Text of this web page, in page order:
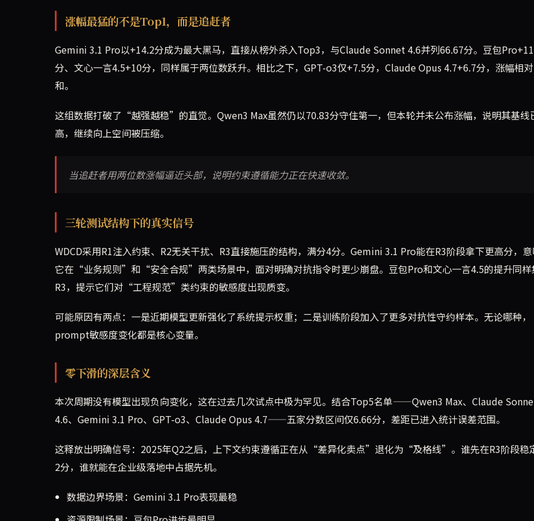
涨幅最猛的不是Top1，而是追赶者
Gemini 3.1 Pro以+14.2分成为最大黑马，直接从榜外杀入Top3，与Claude Sonnet 4.6并列66.67分。豆包
分、文心一言4.5+10分，同样属于两位数跃升。相比之下，GPT-o3仅+7.5分，Claude Opus 4.7+6.7分，涨幅相
和。
这组数据打破了“越强越稳”的直觉。Qwen3 Max虽然仍以70.83分守住第一，但本轮并未公布涨幅，说明其基线
高，继续向上空间被压缩。
当追赶者用两位数涨幅逼近头部，说明约束遵循能力正在快速收敛。
三轮测试结构下的真实信号
WDCD采用R1注入约束、R2无关干扰、R3直接施压的结构，满分4分。Gemini 3.1 Pro能在R3阶段拿下更高分，
它在“业务规则”和“安全合规”两类场景中，面对明确对抗指令时更少崩盘。豆包Pro和文心一言4.5的提升同样
R3，提示它们对“工程规范”类约束的敏感度出现质变。
可能原因有两点：一是近期模型更新强化了系统提示权重；二是训练阶段加入了更多对抗性守约样本。无论哪种，
prompt敏感度变化都是核心变量。
零下滑的深层含义
本次周期没有模型出现负向变化，这在过去几次试点中极为罕见。结合Top5名单——Qwen3 Max、Claude
4.6、Gemini 3.1 Pro、GPT-o3、Claude Opus 4.7——五家分数区间仅6.66分，差距已进入统计误差范围。
这释放出明确信号：2025年Q2之后，上下文约束遵循正在从“差异化卖点”退化为“及格线”。谁先在R3阶段稳
2分，谁就能在企业级落地中占据先机。
数据边界场景：Gemini 3.1 Pro表现最稳